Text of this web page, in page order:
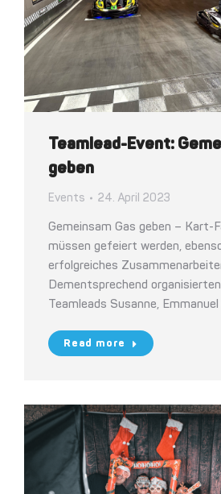
Teamlead-Event:
geben
Events 24. April 2023
Gemeinsam Gas geben – Kart-
müssen gefeiert werden,
erfolgreiches
Dementsprechend
Teamleads Susanne,
Read more